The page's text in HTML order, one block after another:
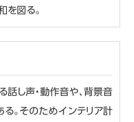
を図る。
話し声・動作音や、背景音
。そのためインテリア計